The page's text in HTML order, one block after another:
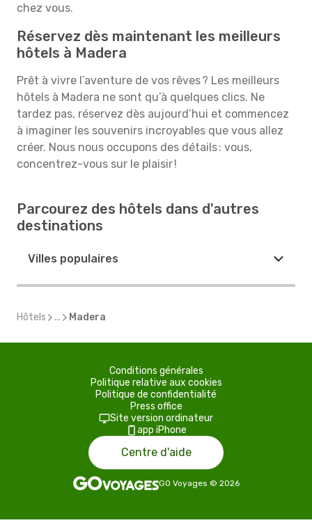
chez vous.
Réservez dès maintenant les meilleurs
hôtels à Madera
Prêt à vivre l’aventure de vos rêves ? Les meilleurs
hôtels à Madera ne sont qu’à quelques clics. Ne
tardez pas, réservez dès aujourd’hui et commencez
à imaginer les souvenirs incroyables que vous allez
créer. Nous nous occupons des détails : vous,
concentrez-vous sur le plaisir !
Parcourez des hôtels dans d'autres
destinations
Villes populaires
Hôtels ... Madera
Conditions générales
Politique relative aux cookies
Politique de confidentialité
Press office
Site version ordinateur
app iPhone
Centre d'aide
GO Voyages © 2026